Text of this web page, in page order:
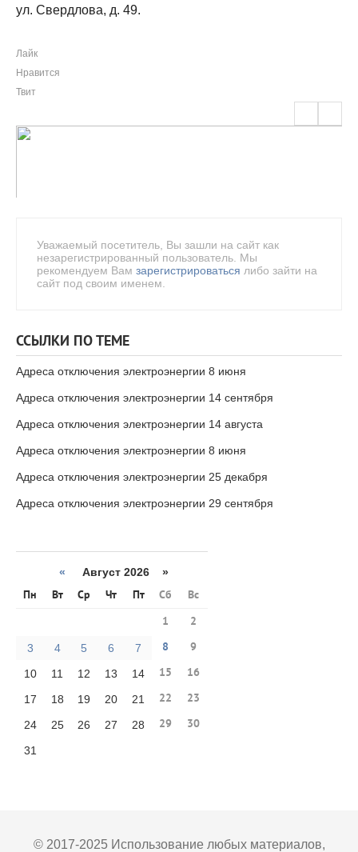
ул. Свердлова, д. 49.
Лайк
Нравится
Твит
Уважаемый посетитель, Вы зашли на сайт как
незарегистрированный пользователь. Мы
рекомендуем Вам зарегистрироваться либо зайти на
сайт под своим именем.
ССЫЛКИ ПО ТЕМЕ
Адреса отключения электроэнергии 8 июня
Адреса отключения электроэнергии 14 сентября
Адреса отключения электроэнергии 14 августа
Адреса отключения электроэнергии 8 июня
Адреса отключения электроэнергии 25 декабря
Адреса отключения электроэнергии 29 сентября
« Август 2026 »
Пн Вт Ср Чт Пт Сб
Вс
1
2
3 4 5 6 7 8 9
10 11 12 13 14 15 16
17 18 19 20 21 22 23
24 25 26 27 28 29 30
31
© 2017-2025 Использование любых материалов,